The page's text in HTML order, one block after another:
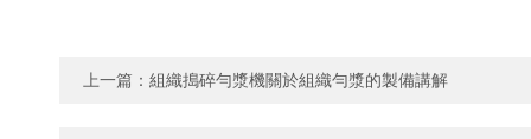
上一篇： 組織搗碎勻漿機關於組織勻漿的製備講解